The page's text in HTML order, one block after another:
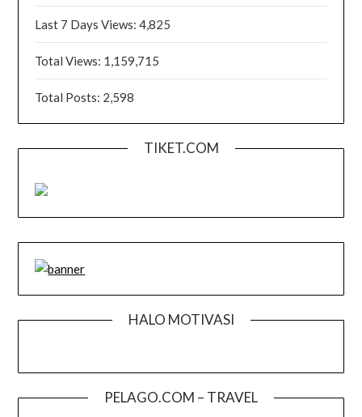
Last 7 Days Views:4,825
Total Views: 1,159,715
Total Posts: 2,598
TIKET.COM
HALO MOTIVASI
PELAGO.COM – TRAVEL